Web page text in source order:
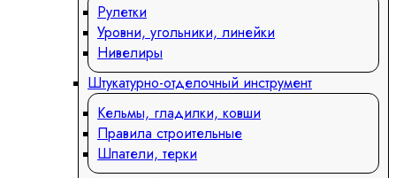
Рулетки
Уровни, угольники, линейки
Нивелиры
Штукатурно-отделочный инструмент
Кельмы, гладилки, ковши
Правила строительные
Шпатели, терки